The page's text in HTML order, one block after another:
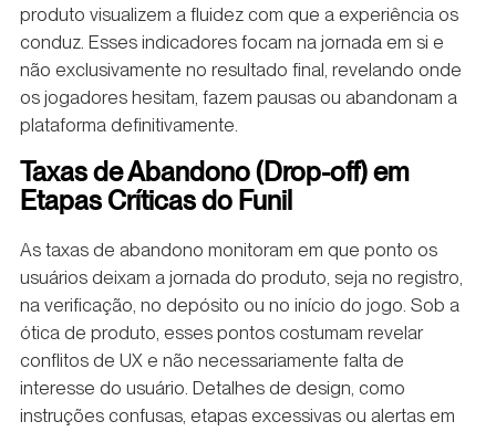
produto visualizem a fluidez com que a experiência os
conduz. Esses indicadores focam na jornada em si e
não exclusivamente no resultado final, revelando onde
os jogadores hesitam, fazem pausas ou abandonam a
plataforma definitivamente.
Taxas de Abandono (Drop-off) em
Etapas Críticas do Funil
As taxas de abandono monitoram em que ponto os
usuários deixam a jornada do produto, seja no registro,
na verificação, no depósito ou no início do jogo. Sob a
ótica de produto, esses pontos costumam revelar
conflitos de UX e não necessariamente falta de
interesse do usuário. Detalhes de design, como
instruções confusas, etapas excessivas ou alertas em